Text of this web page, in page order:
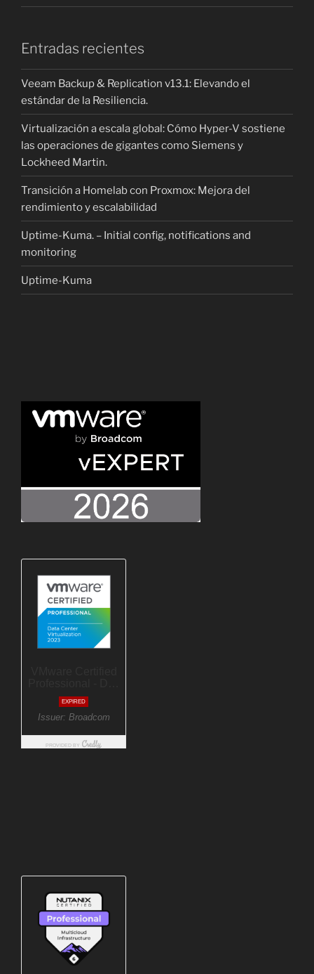
Entradas recientes
Veeam Backup & Replication v13.1: Elevando el
estándar de la Resiliencia.
Virtualización a escala global: Cómo Hyper-V sostiene
las operaciones de gigantes como Siemens y
Lockheed Martin.
Transición a Homelab con Proxmox: Mejora del
rendimiento y escalabilidad
Uptime-Kuma. – Initial config, notifications and
monitoring
Uptime-Kuma